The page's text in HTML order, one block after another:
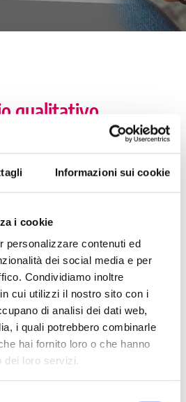
Informazioni sui cookie
i cookie
personalizzare contenuti ed
dei social media e per
Condividiamo inoltre
cui utilizzi il nostro sito con i
di analisi dei dati web,
i quali potrebbero combinarle
hai fornito loro o che hanno
dei loro servizi.
qualitativo
che annualmente viene svolto
ottenere un riscontro sui risultati
tutor che seguono i tirocinanti
su aspetti in grado di fornire un
alle caratteristiche del progetto,
relativi alla strutturazione
informazioni sulla
impatto del progetto
professionali dei tirocinanti.
2021 con i tutor degli enti
tirocini si realizzano nei Comuni